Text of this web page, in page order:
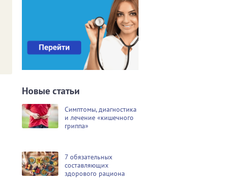
Новые статьи
Симптомы, диагностика
и лечение «кишечного
гриппа»
7 обязательных
составляющих
здорового рациона